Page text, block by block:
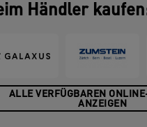
Händler
ALLE VERFÜGBAREN
ANZEIGEN